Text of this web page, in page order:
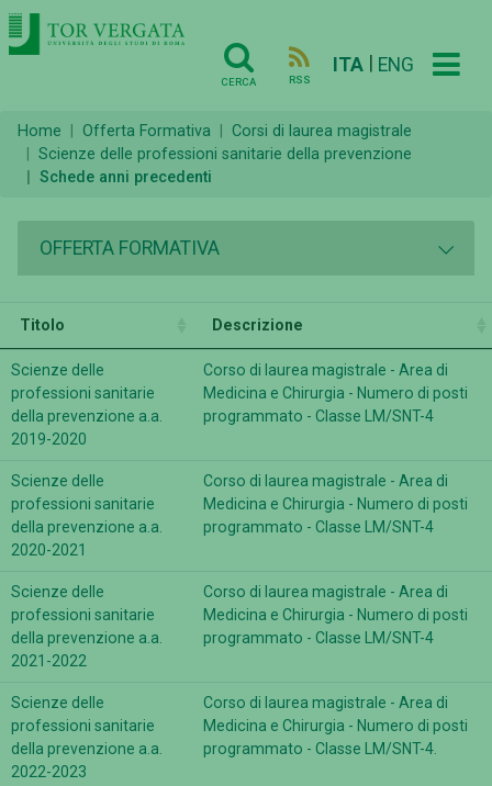
CERCA RSS
ITA ENG
Home Offerta Formativa
Corsi di laurea magistrale
Scienze delle professioni sanitarie della prevenzione
Schede anni precedenti
OFFERTA FORMATIVA
Titolo Descrizione
Scienze delle
professioni sanitarie
della prevenzione a.a.
2019-2020
Corso di laurea magistrale - Area di
Medicina e Chirurgia - Numero di posti
programmato - Classe LM/SNT-4
Scienze delle
professioni sanitarie
della prevenzione a.a.
2020-2021
Corso di laurea magistrale - Area di
Medicina e Chirurgia - Numero di posti
programmato - Classe LM/SNT-4
Scienze delle
professioni sanitarie
della prevenzione a.a.
2021-2022
Corso di laurea magistrale - Area di
Medicina e Chirurgia - Numero di posti
programmato - Classe LM/SNT-4
Scienze delle
professioni sanitarie
della prevenzione a.a.
2022-2023
Corso di laurea magistrale - Area di
Medicina e Chirurgia - Numero di posti
programmato - Classe LM/SNT-4.